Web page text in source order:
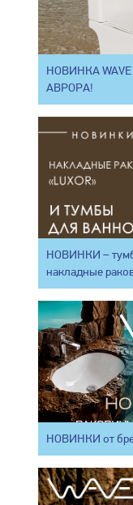
НОВИНКА WAVE
АВРОРА!
НОВИНКИ –
накладные
НОВИНКИ от